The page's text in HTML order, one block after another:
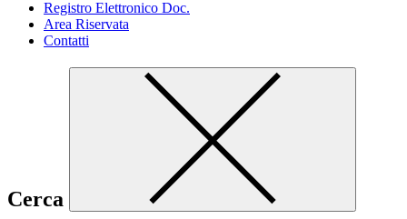
Registro Elettronico Doc.
Area Riservata
Contatti
Cerca